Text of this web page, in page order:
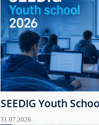
SEEDIG Youth
31.07.2026.